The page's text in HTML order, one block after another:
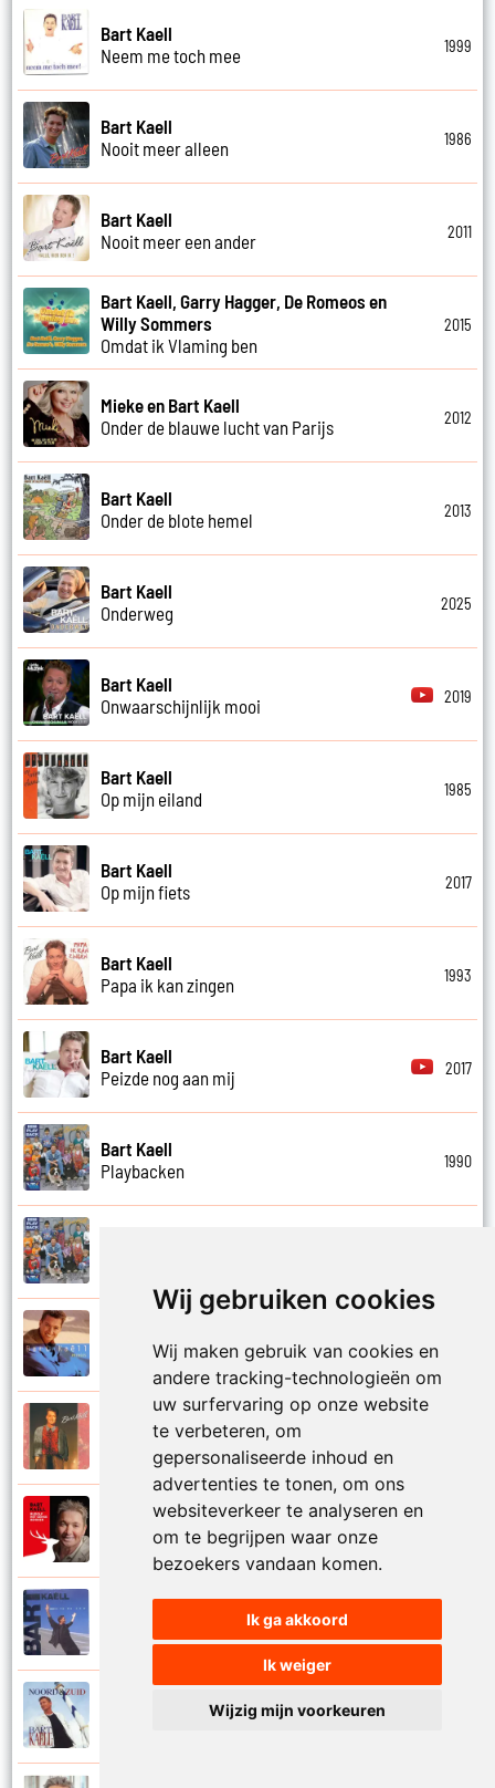
Wij gebruiken cookies
Wij maken gebruik van cookies en
andere tracking-technologieën om
uw surfervaring op onze website
te verbeteren, om
gepersonaliseerde inhoud en
advertenties te tonen, om ons
websiteverkeer te analyseren en
om te begrijpen waar onze
bezoekers vandaan komen.
Ik ga akkoord
Ik weiger
Wijzig mijn voorkeuren
Bart Kaell
Neem me toch mee
1999
Bart Kaell
Nooit meer alleen
1986
Bart Kaell
Nooit meer een ander
2011
Bart Kaell, Garry Hagger, De Romeos en
Willy Sommers
Omdat ik Vlaming ben
2015
Mieke en Bart Kaell
Onder de blauwe lucht van Parijs
2012
Bart Kaell
Onder de blote hemel
2013
Bart Kaell
Onderweg
2025
Bart Kaell
Onwaarschijnlijk mooi
2019
Bart Kaell
Op mijn eiland
1985
Bart Kaell
Op mijn fiets
2017
Bart Kaell
Papa ik kan zingen
1993
Bart Kaell
Peizde nog aan mij
2017
Bart Kaell
Playbacken
1990
Prinses
Bart Kaell
Bart Kaell
Rudolf het gekke rendier
Samen in de zon